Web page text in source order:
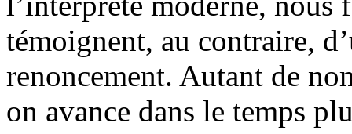
témoignent, au contraire,
renoncement. Autant de
on avance dans le temps